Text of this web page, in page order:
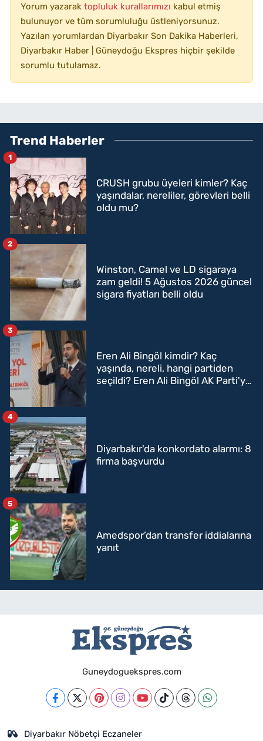
Yorum yazarak topluluk kurallarımızı kabul etmiş
bulunuyor ve tüm sorumluluğu üstleniyorsunuz.
Yazılan yorumlardan Diyarbakır Son Dakika Haberleri,
Diyarbakır Haber | Güneydoğu Ekspres hiçbir şekilde
sorumlu tutulamaz.
Trend Haberler
CRUSH grubu üyeleri kimler? Kaç
yaşındalar, nereliler, görevleri belli
oldu mu?
1
Winston, Camel ve LD sigaraya
zam geldi! 5 Ağustos 2026 güncel
sigara fiyatları belli oldu
2
Eren Ali Bingöl kimdir? Kaç
yaşında, nereli, hangi partiden
seçildi? Eren Ali Bingöl AK Parti'ye
3
Diyarbakır'da konkordato alarmı: 8
firma başvurdu
4
Amedspor’dan transfer iddialarına
yanıt
5
Guneydoguekspres.com
Diyarbakır Nöbetçi Eczaneler